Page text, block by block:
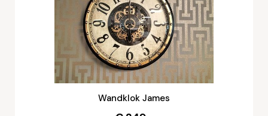
Wandklok James